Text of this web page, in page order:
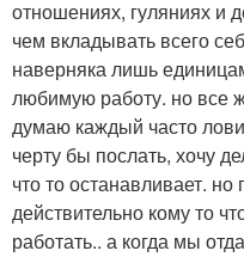
отношениях, гуляниях и
чем вкладывать всего
наверняка лишь
любимую работу. но все
думаю каждый часто
черту бы послать, хочу
что то останавливает.
действительно кому то
работать.. а когда мы